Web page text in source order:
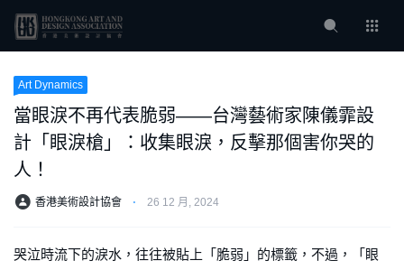
Art Dynamics
當眼淚不再代表脆弱——台灣藝術家陳儀霏設
計「眼淚槍」：收集眼淚，反擊那個害你哭的
人！
香港美術設計協會 ⋅ 26 12 月, 2024
哭泣時流下的淚水，往往被貼上「脆弱」的標籤，不過，「眼